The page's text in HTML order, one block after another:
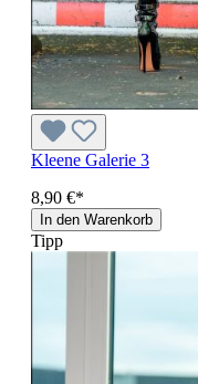
Kleene Galerie 3
8,90 €*
In den Warenkorb
Tipp